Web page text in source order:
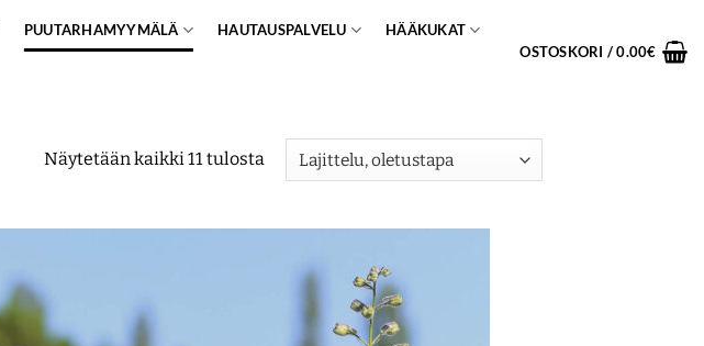
PUUTARHAMYYMÄLÄ HAUTAUSPALVELU HÄÄKUKAT
OSTOSKORI /0.00€
Näytetään kaikki 11 tulosta